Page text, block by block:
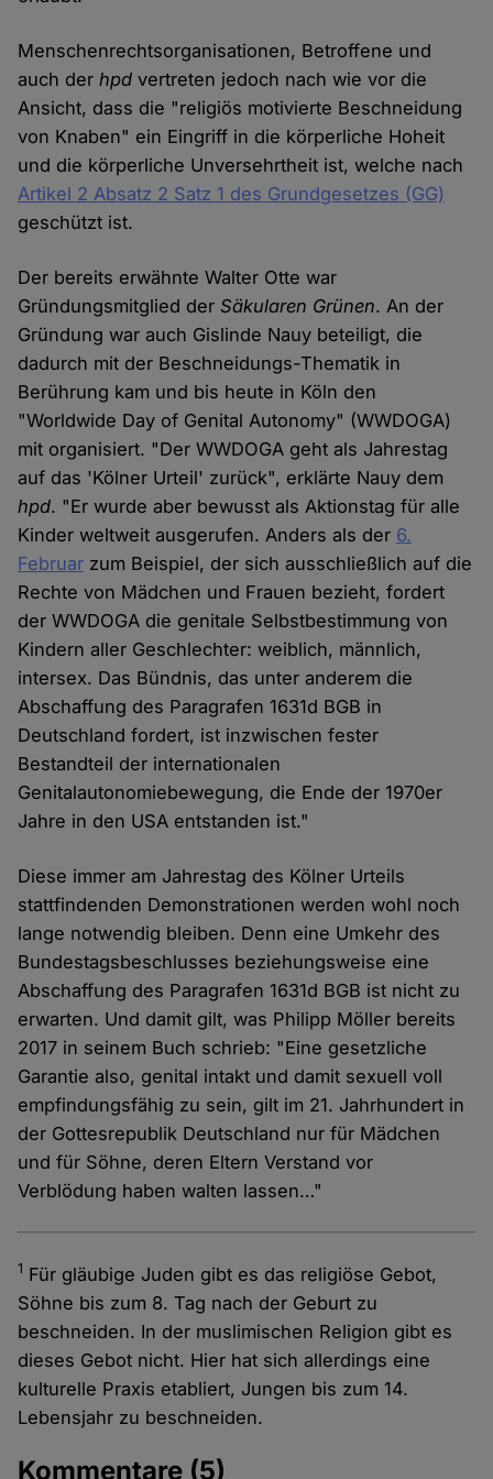
Menschenrechtsorganisationen, Betroffene und
auch derhpd vertreten jedoch nach wie vor die
Ansicht, dass die "religiös motivierte Beschneidung
von Knaben" ein Eingriff in die körperliche Hoheit
und die körperliche Unversehrtheit ist, welche nach
Artikel 2 Absatz 2 Satz 1 des Grundgesetzes (GG)
geschützt ist.
Der bereits erwähnte Walter Otte war
Gründungsmitglied derSäkularen Grünen. An der
Gründung war auch Gislinde Nauy beteiligt, die
dadurch mit der Beschneidungs-Thematik in
Berührung kam und bis heute in Köln den
"Worldwide Day of Genital Autonomy" (WWDOGA)
mit organisiert. "Der WWDOGA geht als Jahrestag
auf das 'Kölner Urteil' zurück", erklärte Nauy dem
hpd. "Er wurde aber bewusst als Aktionstag für alle
Kinder weltweit ausgerufen. Anders als der 6.
Februar zum Beispiel, der sich ausschließlich auf die
Rechte von Mädchen und Frauen bezieht, fordert
der WWDOGA die genitale Selbstbestimmung von
Kindern aller Geschlechter: weiblich, männlich,
intersex. Das Bündnis, das unter anderem die
Abschaffung des Paragrafen 1631d BGB in
Deutschland fordert, ist inzwischen fester
Bestandteil der internationalen
Genitalautonomiebewegung, die Ende der 1970er
Jahre in den USA entstanden ist."
Diese immer am Jahrestag des Kölner Urteils
stattfindenden Demonstrationen werden wohl noch
lange notwendig bleiben. Denn eine Umkehr des
Bundestagsbeschlusses beziehungsweise eine
Abschaffung des Paragrafen 1631d BGB ist nicht zu
erwarten. Und damit gilt, was Philipp Möller bereits
2017 in seinem Buch schrieb: "Eine gesetzliche
Garantie also, genital intakt und damit sexuell voll
empfindungsfähig zu sein, gilt im 21. Jahrhundert in
der Gottesrepublik Deutschland nur für Mädchen
und für Söhne, deren Eltern Verstand vor
Verblödung haben walten lassen…"
1 Für gläubige Juden gibt es das religiöse Gebot,
Söhne bis zum 8. Tag nach der Geburt zu
beschneiden. In der muslimischen Religion gibt es
dieses Gebot nicht. Hier hat sich allerdings eine
kulturelle Praxis etabliert, Jungen bis zum 14.
Lebensjahr zu beschneiden.
Kommentare (5)